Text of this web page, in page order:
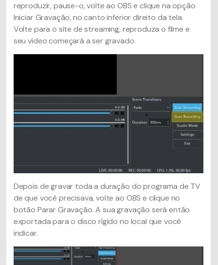
reproduzir, pause-o, volte ao OBS e clique na opção
Iniciar Gravação, no canto inferior direito da tela.
Volte para o site de streaming, reproduza o filme e
seu vídeo começará a ser gravado.
Depois de gravar toda a duração do programa de TV
de que você precisava, volte ao OBS e clique no
botão Parar Gravação. A sua gravação será então
exportada para o disco rígido no local que você
indicar.